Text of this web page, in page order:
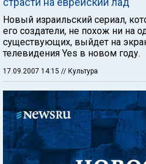
Новый израильский сериал,
его создатели, не похож ни на
существующих, выйдет на
телевидения Yes в новом году.
17.09.2007 14:15 // Культура